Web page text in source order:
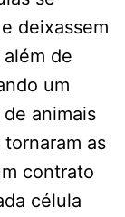
deixassem
de
um
animais
as
contrato
célula